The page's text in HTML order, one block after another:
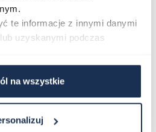
te informacje z innymi danymi
uzyskanymi podczas
na wszystkie
to propozycja dla osób,
wykonania,
automatycznego i
marki Bulova z